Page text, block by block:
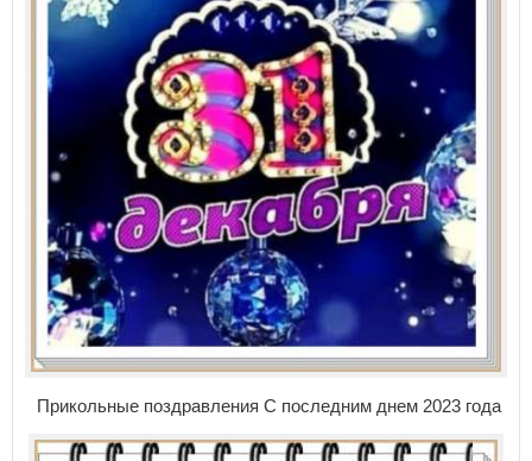
Прикольные поздравления С последним днем 2023 года